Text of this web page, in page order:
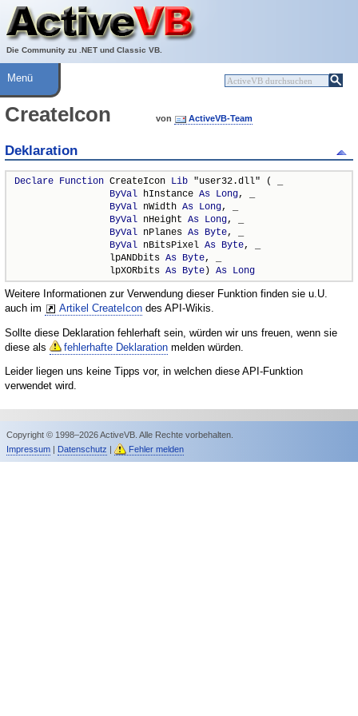
Die Community zu .NET und Classic VB.
Über ActiveVB
Hilfe
Menü
CreateIcon von ActiveVB-Team
Deklaration
Declare Function CreateIcon Lib "user32.dll" ( _
ByVal hInstance As Long, _
ByVal nWidth As Long, _
ByVal nHeight As Long, _
ByVal nPlanes As Byte, _
ByVal nBitsPixel As Byte, _
                 lpANDbits
As Byte, _
                 lpXORbits
As Byte) As Long
Weitere Informationen zur Verwendung dieser Funktion finden sie u.U.
auch im
Artikel CreateIcon des API-Wikis.
Sollte diese Deklaration fehlerhaft sein, würden wir uns freuen, wenn sie
diese als
fehlerhafte Deklaration melden würden.
Leider liegen uns keine Tipps vor, in welchen diese API-Funktion
verwendet wird.
Copyright © 1998–2026 ActiveVB. Alle Rechte vorbehalten.
Impressum| Datenschutz | Fehler melden